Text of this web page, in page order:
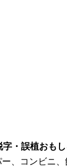
字・誤植おも
、コンビニ